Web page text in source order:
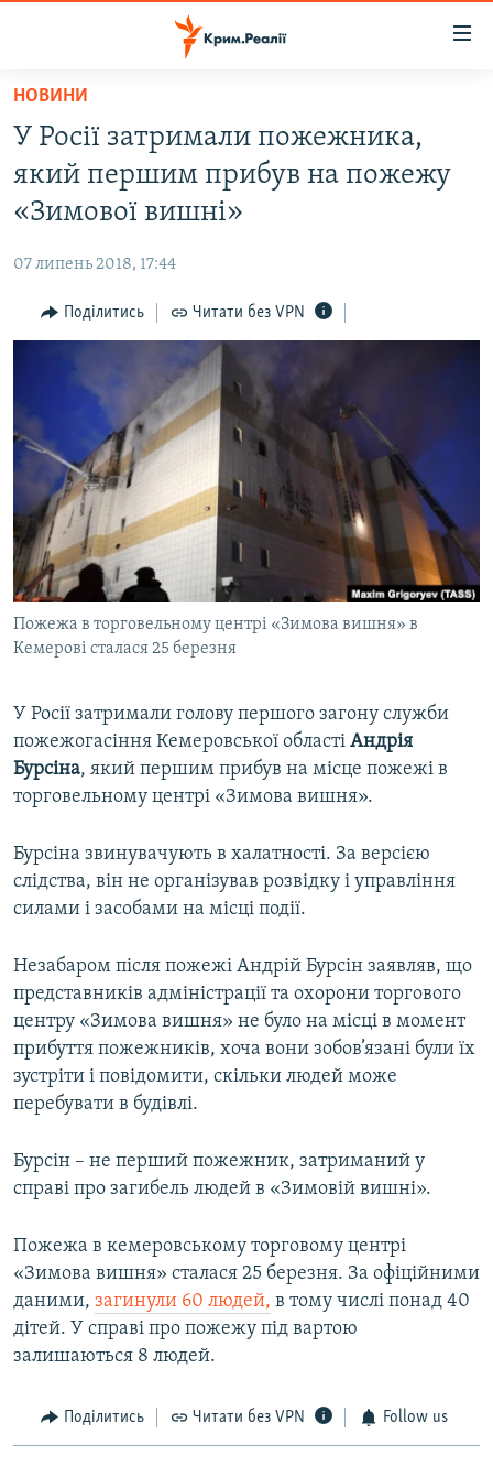
Перейти
основного
матеріалу
Перейти
до
основної
Перейти
до
ВІДЕО ТА ФОТО
БЛОГИ
ПОГЛЯД
ВСЕ ЗА ДЕНЬ
СПЕЦПРОЕКТИ
ДЕПОРТАЦІЯ
ВІДЕОУРОКИ «ELIFBE»
СВІДЧЕННЯ ОКУПАЦІЇ
УКРАЇНСЬКА ПРОБЛЕМА КРИМУ
ІНФОГРАФІКА
ЯК ОБІЙТИ БЛОКУВАННЯ
Русский
Qırımtatar
ДОЛУЧАЙСЯ!
Усі сайти RFE/RL
НОВИНИ
У Росії затримали пожежника,
який першим прибув на пожежу
«Зимової вишні»
07 липень 2018, 17:44
Поділитись Читати без VPN
Пожежа в торговельному центрі «Зимова вишня» в
Кемерові сталася 25 березня
У Росії затримали голову першого загону служби
пожежогасіння Кемеровської області Андрія
Бурсіна, який першим прибув на місце пожежі в
торговельному центрі «Зимова вишня».
Бурсіна звинувачують в халатності. За версією
слідства, він не організував розвідку і управління
силами і засобами на місці події.
Незабаром після пожежі Андрій Бурсін заявляв, що
представників адміністрації та охорони торгового
центру «Зимова вишня» не було на місці в момент
прибуття пожежників, хоча вони зобов’язані були їх
зустріти і повідомити, скільки людей може
перебувати в будівлі.
Бурсін – не перший пожежник, затриманий у
справі про загибель людей в «Зимовій вишні».
Пожежа в кемеровському торговому центрі
«Зимова вишня» сталася 25 березня. За офіційними
даними, загинули 60 людей, в тому числі понад 40
дітей. У справі про пожежу під вартою
залишаються 8 людей.
Поділитись Читати без VPN Follow us